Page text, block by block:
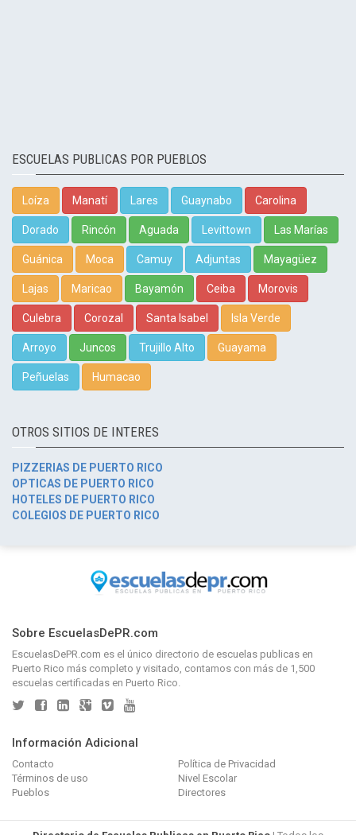
ESCUELAS PUBLICAS POR PUEBLOS
Loíza Manatí Lares Guaynabo Carolina
Dorado Rincón Aguada Levittown Las Marías
Guánica Moca Camuy Adjuntas Mayagüez
Lajas Maricao Bayamón Ceiba Morovis
Culebra Corozal Santa Isabel Isla Verde
Arroyo Juncos Trujillo Alto Guayama
Peñuelas Humacao
OTROS SITIOS DE INTERES
PIZZERIAS DE PUERTO RICO
OPTICAS DE PUERTO RICO
HOTELES DE PUERTO RICO
COLEGIOS DE PUERTO RICO
Sobre EscuelasDePR.com
EscuelasDePR.com es el único directorio de escuelas publicas en
Puerto Rico más completo y visitado, contamos con más de 1,500
escuelas certificadas en Puerto Rico.
Información Adicional
Contacto
Política de Privacidad
Términos de uso
Nivel Escolar
Pueblos
Directores